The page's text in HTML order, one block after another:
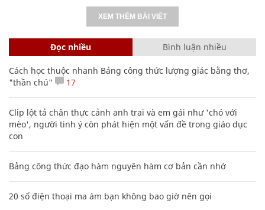
XEM THÊM BÀI VIẾT
Đọc nhiều Bình luận nhiều
Cách học thuộc nhanh Bảng công thức lượng giác bằng thơ,
"thần chú"
17
Clip lột tả chân thực cảnh anh trai và em gái như 'chó với
mèo', người tinh ý còn phát hiện một vấn đề trong giáo dục
con
Bảng công thức đạo hàm nguyên hàm cơ bản cần nhớ
20 số điện thoại ma ám bạn không bao giờ nên gọi